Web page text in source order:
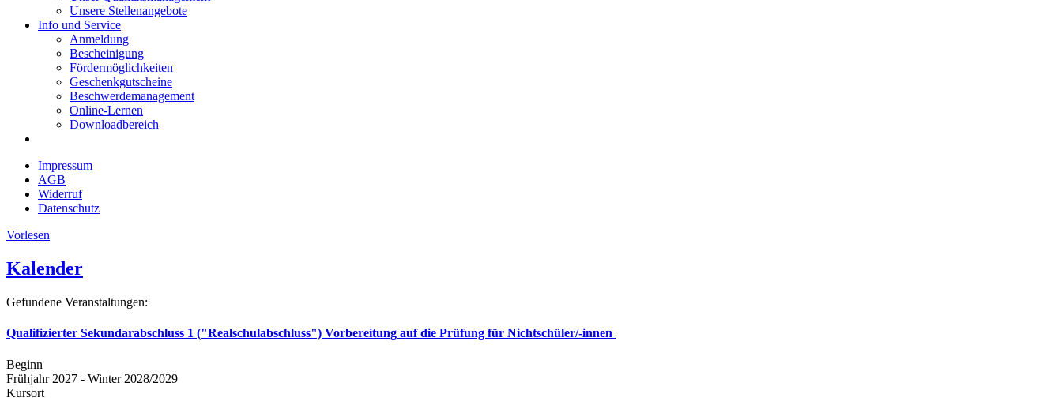
Unsere Stellenangebote
Info und Service
Anmeldung
Bescheinigung
Fördermöglichkeiten
Geschenkgutscheine
Beschwerdemanagement
Online-Lernen
Downloadbereich
Impressum
AGB
Widerruf
Datenschutz
Vorlesen
Kalender
Gefundene Veranstaltungen:
Qualifizierter Sekundarabschluss 1 ("Realschulabschluss") Vorbereitung auf die Prüfung für Nichtschüler/-innen
Beginn
Frühjahr 2027 - Winter 2028/2029
Kursort